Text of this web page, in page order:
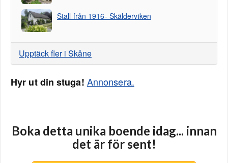
Stall från 1916- Skälderviken
Upptäck fler i Skåne
Hyr ut din stuga! Annonsera.
Boka detta unika boende idag... innan
det är för sent!